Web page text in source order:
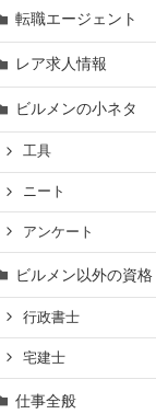
転職エージェント
レア求人情報
ビルメンの小ネタ
工具
ニート
アンケート
ビルメン以外の資格
行政書士
宅建士
仕事全般